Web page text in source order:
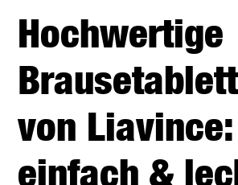
Hochwertige
von Liavince:
einfach &